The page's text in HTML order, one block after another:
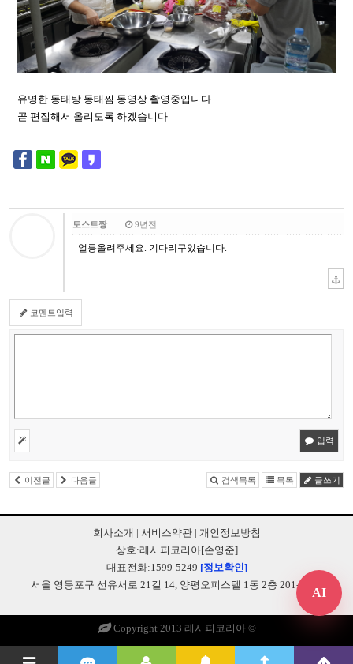
유명한 동태탕 동태찜 동영상 촬영중입니다
곧 편집해서 올리도록 하겠습니다
토스트짱 9년전
얼릉올려주세요. 기다리구있습니다.
코멘트입력
입력
이전글 다음글 검색목록 목록 글쓰기
회사소개 | 서비스약관| 개인정보방침
상호:레시피코리아[손영준]
대표전화:1599-5249 [정보확인]
서울 영등포구 선유서로 21길 14, 양평오피스텔 1동 2층 201-B248
Copyright 2013 레시피코리아 ©
AI